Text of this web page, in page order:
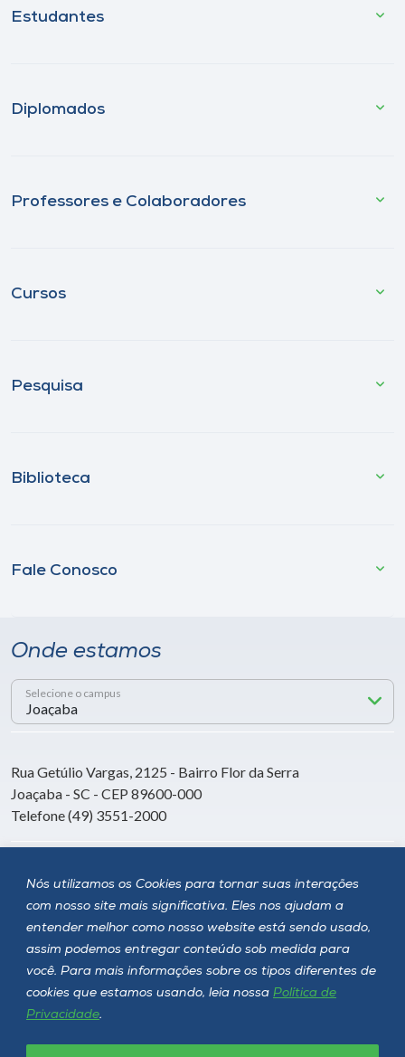
Nós utilizamos os Cookies para tornar suas interações
com nosso site mais significativa. Eles nos ajudam a
entender melhor como nosso website está sendo usado,
assim podemos entregar conteúdo sob medida para
você. Para mais informações sobre os tipos diferentes de
cookies que estamos usando, leia nossa Política de
Privacidade.
Estudantes
Diplomados
Professores e Colaboradores
Cursos
Pesquisa
Biblioteca
Fale Conosco
Onde estamos
Selecione o campus
Rua Getúlio Vargas, 2125 - Bairro Flor da Serra
Joaçaba - SC - CEP 89600-000
Telefone (49) 3551-2000
Siga a Unoesc